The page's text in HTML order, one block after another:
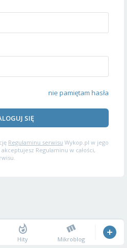
nie pamiętam hasła
SIĘ
Regulaminu serwisu Wykop.pl w jego
Regulaminu w całości,
Hity Mikroblog